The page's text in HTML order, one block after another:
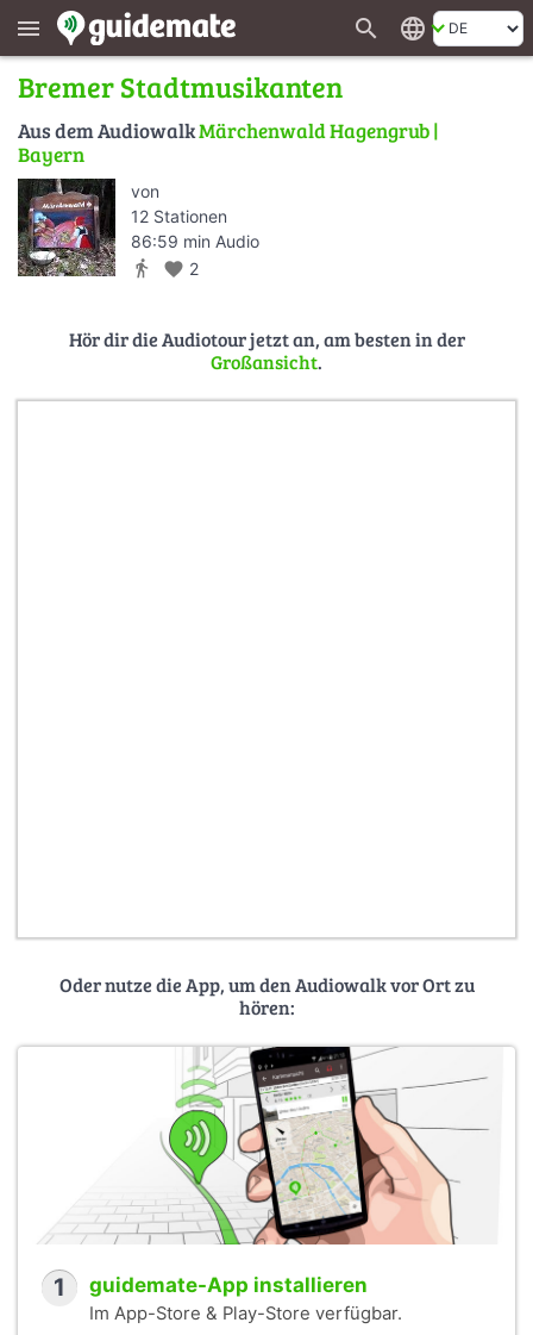
menu search language
Bremer Stadtmusikanten
Aus dem AudiowalkMärchenwald Hagengrub |
Bayern
von
12 Stationen
86:59 min Audio
directions_walk favorite 2
Hör dir die Audiotour jetzt an, am besten in der
Großansicht.
Oder nutze die App, um den Audiowalk vor Ort zu
hören:
1 guidemate-App installieren
Im App-Store & Play-Store verfügbar.